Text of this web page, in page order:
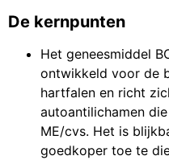
De kernpunten
Het geneesmiddel
ontwikkeld voor de
hartfalen en richt
autoantilichamen
ME/cvs. Het is
goedkoper toe te